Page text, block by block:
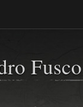
Fusco